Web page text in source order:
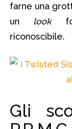
farne una
un look
riconoscibile.
Gli